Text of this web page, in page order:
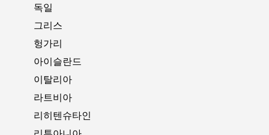
독일
그리스
헝가리
아이슬란드
이탈리아
라트비아
리히텐슈타인